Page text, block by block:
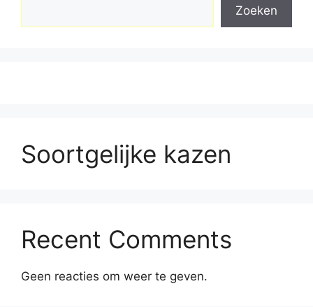
Zoeken
Soortgelijke kazen
Recent Comments
Geen reacties om weer te geven.